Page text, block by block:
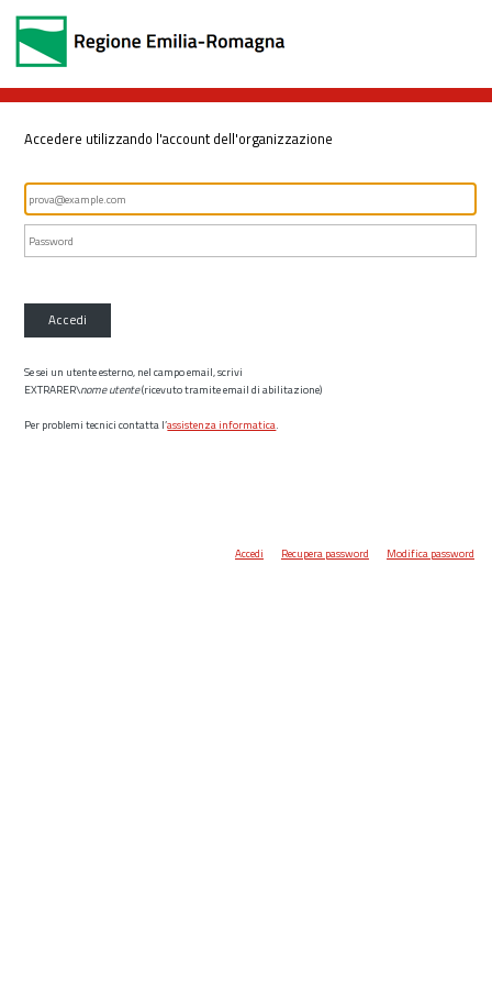
Accedere utilizzando l'account dell'organizzazione
Accedi
Se sei un utente esterno, nel campo email, scrivi
EXTRARER\nome utente(ricevuto tramite email di abilitazione)
Per problemi tecnici contatta l’assistenza informatica.
Accedi Recupera password Modifica password